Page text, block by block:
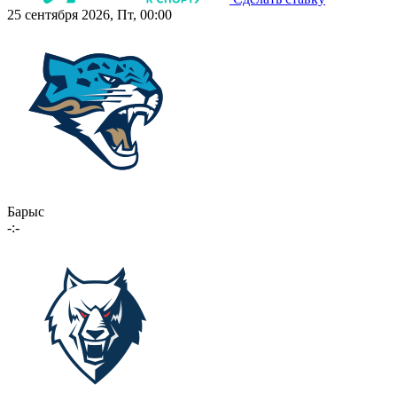
25 сентября 2026, Пт, 00:00
Барыс
-:-